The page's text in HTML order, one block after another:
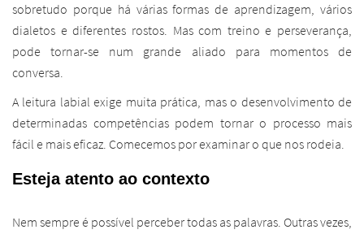
sobretudo porque há várias formas de aprendizagem, vários
dialetos e diferentes rostos. Mas com treino e perseverança,
pode tornar-se num grande aliado para momentos de
conversa.
A leitura labial exige muita prática, mas o desenvolvimento de
determinadas competências podem tornar o processo mais
fácil e mais eficaz. Comecemos por examinar o que nos rodeia.
Esteja atento ao contexto
Nem sempre é possível perceber todas as palavras. Outras vezes,